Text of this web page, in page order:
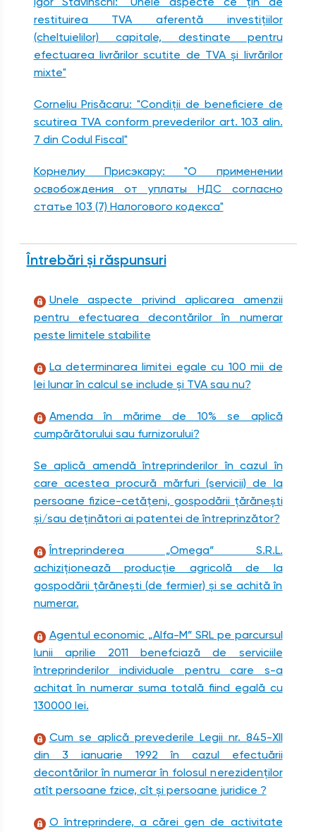
restituirea TVA aferentă investiţiilor
(cheltuielilor) сapitale, destinate pentru
efectuarea livrărilor scutite de TVA şi livrărilor
mixte"
Corneliu Prisăcaru: "Condiţii de beneficiere de
scutirea TVA conform prevederilor art. 103 alin.
7 din Codul Fiscal"
Корнелиу Присэкару: "О применении
освобождения от уплаты НДС согласно
статье 103 (7) Налогового кодекса"
Întrebări și răspunsuri
Unele aspecte privind aplicarea amenzii
pentru efectuarea decontărilor în numerar
peste limitele stabilite
La determinarea limitei egale cu 100 mii de
lei lunar în calcul se include şi TVA sau nu?
Amenda în mărime de 10% se aplică
cumpărătorului sau furnizorului?
Se aplică amendă întreprinderilor în cazul în
care acestea procură mărfuri (servicii) de la
persoane fizice-cetățeni, gospodării țărăneşti
şi/sau deținători ai patentei de întreprinzător?
Întreprinderea „Omega” S.R.L.
achiziționează producție agricolă de la
gospodării țărăneşti (de fermier) şi se achită în
numerar.
Agentul economic „Alfa-M” SRL pe parcursul
lunii aprilie 2011 benefciază de serviciile
întreprinderilor individuale pentru care s-a
achitat în numerar suma totală fiind egală cu
130000 lei.
Cum se aplică prevederile Legii nr. 845-XII
din 3 ianuarie 1992 în cazul efectuării
decontărilor în numerar în folosul nerezidenților
atît persoane fzice, cît şi persoane juridice ?
O întreprindere, a cărei gen de activitate